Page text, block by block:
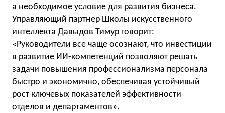
а необходимое условие для развития бизнеса.
Управляющий партнер Школы искусственного
интеллекта Давыдов Тимур говорит:
«Руководители все чаще осознают, что инвестиции
в развитие ИИ-компетенций позволяют решать
задачи повышения профессионализма персонала
быстро и экономично, обеспечивая устойчивый
рост ключевых показателей эффективности
отделов и департаментов».